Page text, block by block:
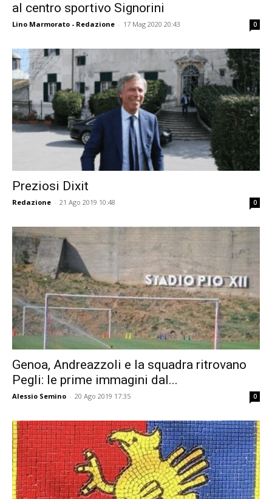
al centro sportivo Signorini
Lino Marmorato - Redazione - 17 Mag 2020 20:43 0
Preziosi Dixit
Redazione - 21 Ago 2019 10:48 0
Genoa, Andreazzoli e la squadra ritrovano
Pegli: le prime immagini dal...
Alessio Semino - 20 Ago 2019 17:35 0